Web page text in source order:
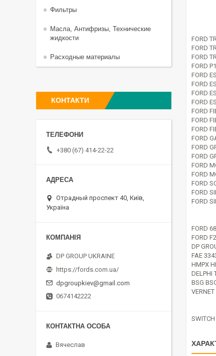
FORD
FORD
FORD
FORD
FORD
FORD
FORD
FORD
FORD
FORD
FORD
FORD
FORD
FORD
FORD
FORD
FORD
FORD
FORD
FORD
FORD
DP
FAE
HMPX
DELPHI
BSG
SWITCH
Фильтры
Масла, Антифризы, Технические
жидкости
Расходные материалы
КОНТАКТИ
+380 (67) 414-22-22
Отрадный проспект 40, Київ,
Україна
DP GROUP UKRAINE
https://fords.com.ua/
dpgroupkiev@gmail.com
0674142222
Вячеслав